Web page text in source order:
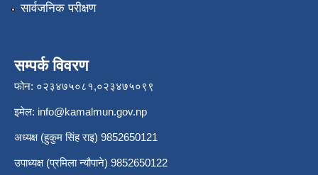
सार्वजनिक परीक्षण
सम्पर्क विवरण
फोन: ०२३४७५०८१,०२३४७५०९९
इमेल: info@kamalmun.gov.np
अध्यक्ष (हुकुम सिंह राइ) 9852650121
उपाध्यक्ष (प्रमिला न्यौपाने) 9852650122